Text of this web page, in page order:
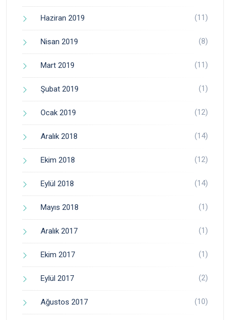
Haziran 2019 (11)
Nisan 2019 (8)
Mart 2019 (11)
Şubat 2019 (1)
Ocak 2019 (12)
Aralık 2018 (14)
Ekim 2018 (12)
Eylül 2018 (14)
Mayıs 2018 (1)
Aralık 2017 (1)
Ekim 2017 (1)
Eylül 2017 (2)
Ağustos 2017 (10)